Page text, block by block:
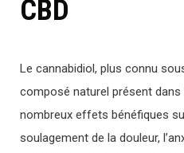
CBD
Le cannabidiol, plus connu
composé naturel présent dans
nombreux effets bénéfiques
soulagement de la douleur,